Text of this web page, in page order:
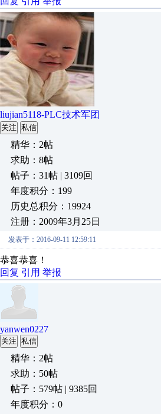
liujian5118-PLC技术军团
关注 私信
精华：2帖
求助：8帖
帖子：31帖 | 3109回
年度积分：199
历史总积分：19924
注册：2009年3月25日
发表于：2016-09-11 12:59:11
恭喜恭喜！
回复 引用 举报
yanwen0227
关注 私信
精华：2帖
求助：50帖
帖子：579帖 | 9385回
年度积分：0